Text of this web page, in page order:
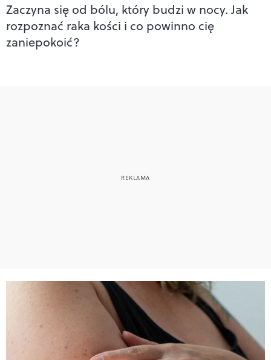
Zaczyna się od bólu, który budzi w nocy. Jak
rozpoznać raka kości i co powinno cię
zaniepokoić?